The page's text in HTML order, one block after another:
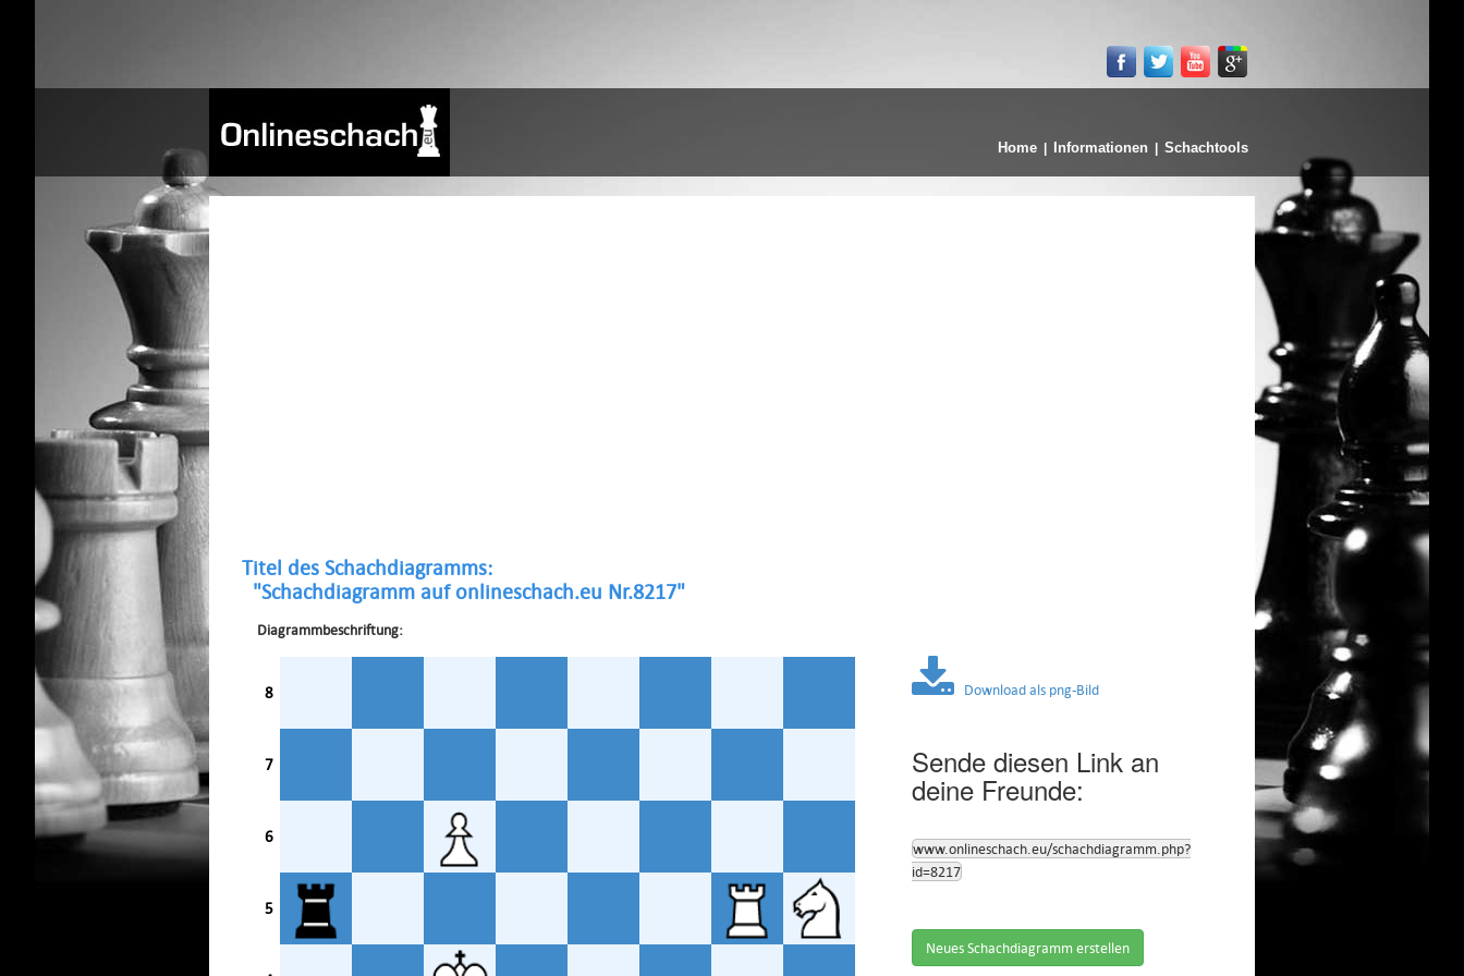
Home Informationen Schachtools
Titel des Schachdiagramms:
"Schachdiagramm auf onlineschach.eu Nr.8217"
Diagrammbeschriftung:
8
7
6
5
Download als png-Bild
Sende diesen Link an
deine Freunde:
www.onlineschach.eu/schachdiagramm.php?
id=8217
Neues Schachdiagramm erstellen